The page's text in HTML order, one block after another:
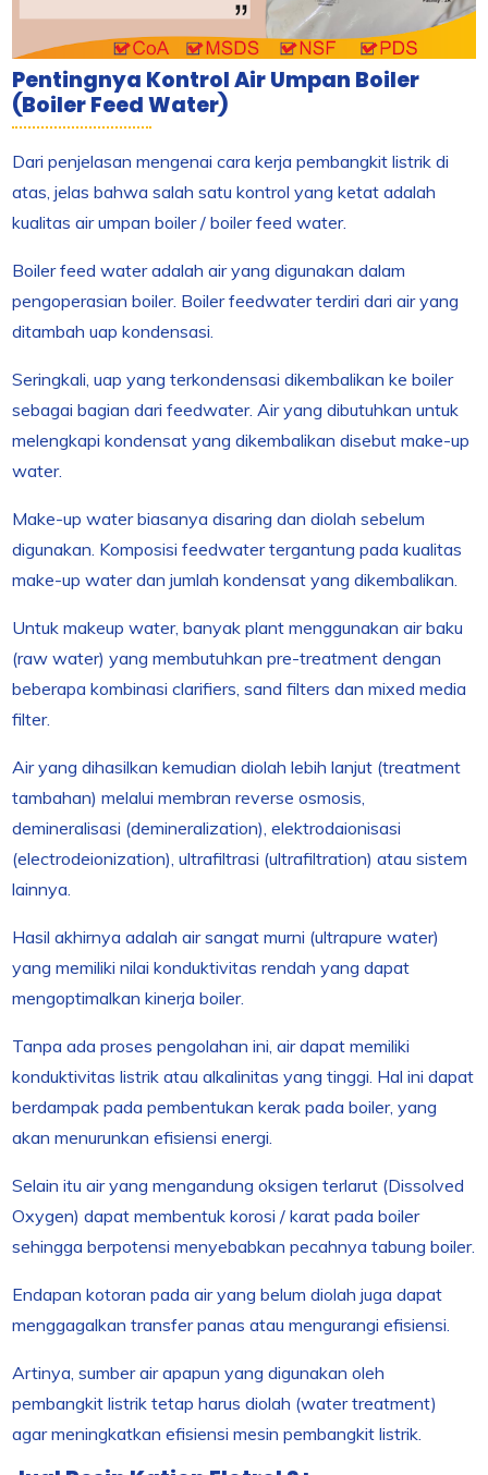
Pentingnya Kontrol Air Umpan Boiler
(Boiler Feed Water)
Dari penjelasan mengenai cara kerja pembangkit listrik di
atas, jelas bahwa salah satu kontrol yang ketat adalah
kualitas air umpan boiler / boiler feed water.
Boiler feed water adalah air yang digunakan dalam
pengoperasian boiler. Boiler feedwater terdiri dari air yang
ditambah uap kondensasi.
Seringkali, uap yang terkondensasi dikembalikan ke boiler
sebagai bagian dari feedwater. Air yang dibutuhkan untuk
melengkapi kondensat yang dikembalikan disebut make-up
water.
Make-up water biasanya disaring dan diolah sebelum
digunakan. Komposisi feedwater tergantung pada kualitas
make-up water dan jumlah kondensat yang dikembalikan.
Untuk makeup water, banyak plant menggunakan air baku
(raw water) yang membutuhkan pre-treatment dengan
beberapa kombinasi clarifiers, sand filters dan mixed media
filter.
Air yang dihasilkan kemudian diolah lebih lanjut (treatment
tambahan) melalui membran reverse osmosis,
demineralisasi (demineralization), elektrodaionisasi
(electrodeionization), ultrafiltrasi (ultrafiltration) atau sistem
lainnya.
Hasil akhirnya adalah air sangat murni (ultrapure water)
yang memiliki nilai konduktivitas rendah yang dapat
mengoptimalkan kinerja boiler.
Tanpa ada proses pengolahan ini, air dapat memiliki
konduktivitas listrik atau alkalinitas yang tinggi. Hal ini dapat
berdampak pada pembentukan kerak pada boiler, yang
akan menurunkan efisiensi energi.
Selain itu air yang mengandung oksigen terlarut (Dissolved
Oxygen) dapat membentuk korosi / karat pada boiler
sehingga berpotensi menyebabkan pecahnya tabung boiler.
Endapan kotoran pada air yang belum diolah juga dapat
menggagalkan transfer panas atau mengurangi efisiensi.
Artinya, sumber air apapun yang digunakan oleh
pembangkit listrik tetap harus diolah (water treatment)
agar meningkatkan efisiensi mesin pembangkit listrik.